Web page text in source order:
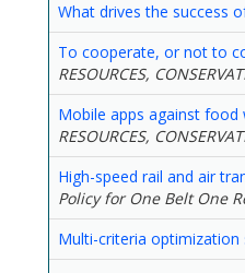
What drives the success
To cooperate, or not to
RESOURCES,
Mobile apps against food
RESOURCES,
High-speed rail and air
Policy for One Belt One
Multi-criteria optimization